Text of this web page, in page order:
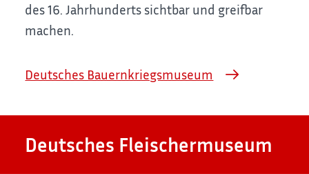
des 16. Jahrhunderts sichtbar und greifbar
machen.
Deutsches Bauernkriegsmuseum
Deutsches Fleischermuseum